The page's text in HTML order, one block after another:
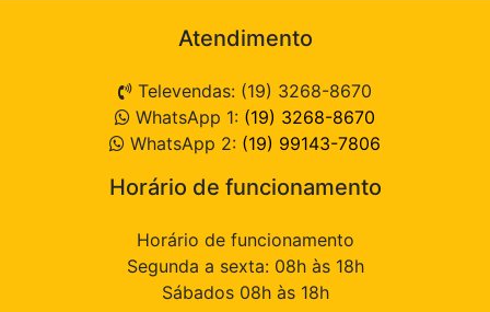
Atendimento
Televendas: (19) 3268-8670
WhatsApp 1: (19) 3268-8670
WhatsApp 2: (19) 99143-7806
Horário de funcionamento
Horário de funcionamento
Segunda a sexta: 08h às 18h
Sábados 08h às 18h